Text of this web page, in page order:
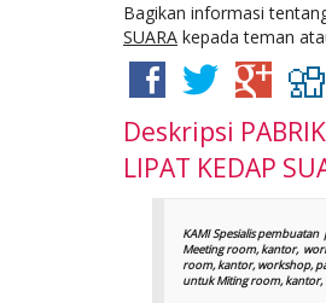
Bagikan informasi
SUARA kepada teman
Deskripsi
LIPAT KEDAP
KAMI Spesialis
Meeting room, kantor,
room, kantor, workshop,
untuk Miting room,